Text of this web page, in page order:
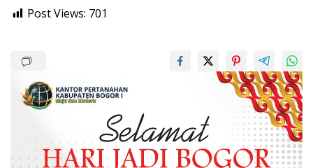
Post Views: 701